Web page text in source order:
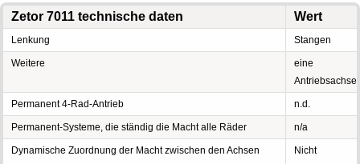
Zetor 7011 technische daten Wert
Lenkung Stangen
Weitere
eine
Antriebsachse
Permanent 4-Rad-Antrieb n.d.
Permanent-Systeme, die ständig die Macht alle Räder n/a
Dynamische Zuordnung der Macht zwischen den Achsen
Nicht